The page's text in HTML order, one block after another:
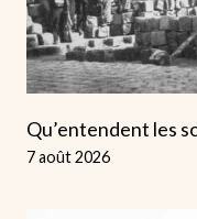
Qu’entendent les
7 août 2026